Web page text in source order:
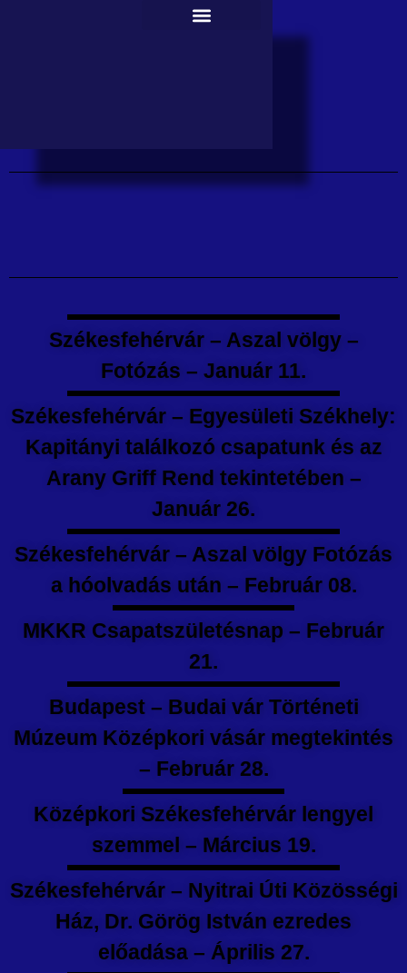
Székesfehérvár – Aszal völgy –
Fotózás – Január 11.
Székesfehérvár – Egyesületi Székhely:
Kapitányi találkozó csapatunk és az
Arany Griff Rend tekintetében –
Január 26.
Székesfehérvár – Aszal völgy Fotózás
a hóolvadás után – Február 08.
MKKR Csapatszületésnap – Február
21.
Budapest – Budai vár Történeti
Múzeum Középkori vásár megtekintés
– Február 28.
Középkori Székesfehérvár lengyel
szemmel – Március 19.
Székesfehérvár – Nyitrai Úti Közösségi
Ház, Dr. Görög István ezredes
előadása – Április 27.